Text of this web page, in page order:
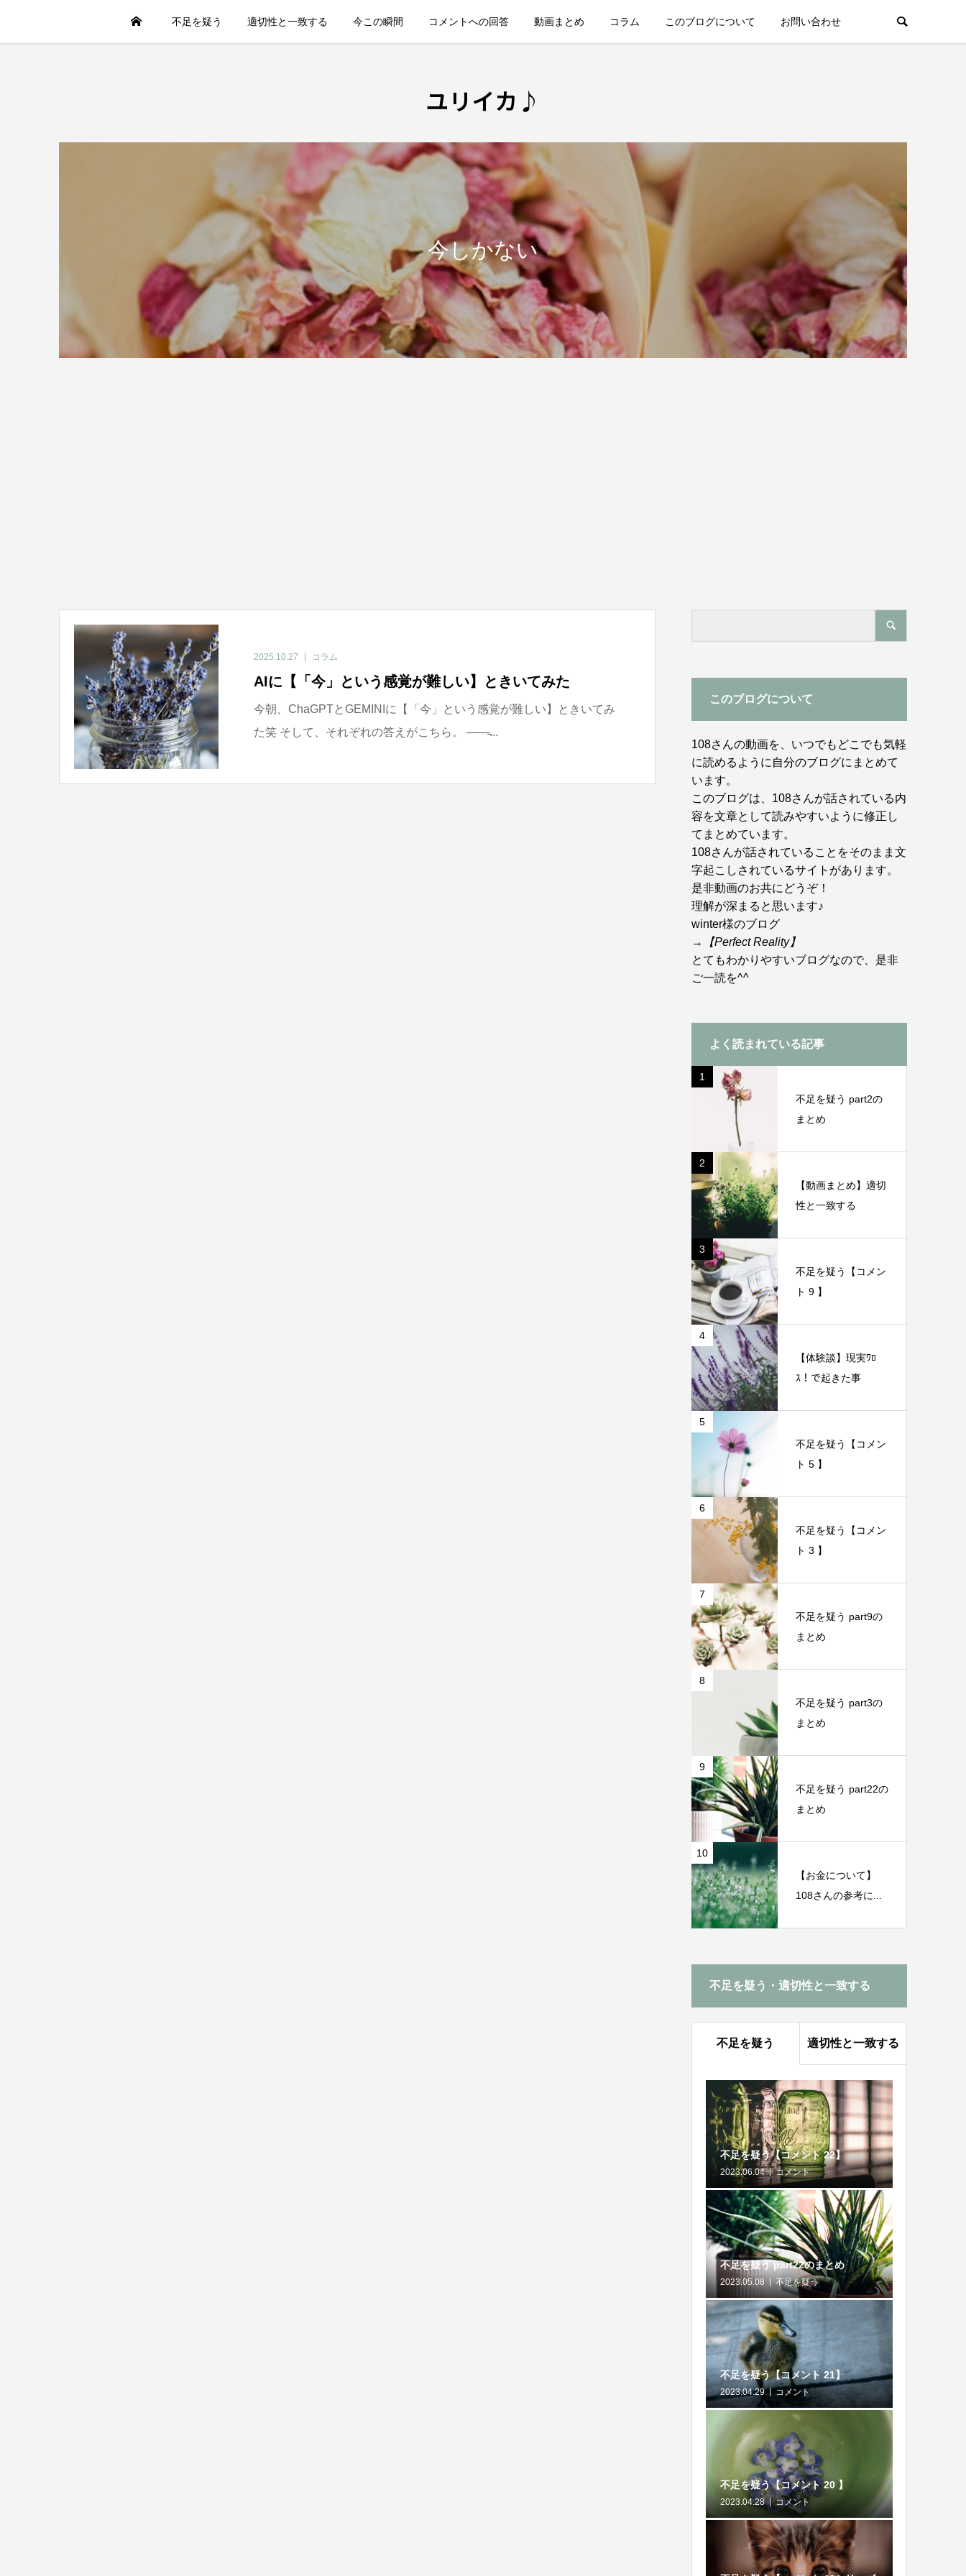
不足を疑う 適切性と一致する 今この瞬間 コメントへの回答 動画まとめ コラム このブログについて お問い合わせ
ユリイカ♪
今しかない
2025.10.27 コラム
AIに【「今」という感覚が難しい】ときいてみた
今朝、ChaGPTとGEMINIに【「今」という感覚が難しい】ときいてみ
た笑 そして、それぞれの答えがこちら。 ——̵...
このブログについて
108さんの動画を、いつでもどこでも気軽
に読めるように自分のブログにまとめて
います。
このブログは、108さんが話されている内
容を文章として読みやすいように修正し
てまとめています。
108さんが話されていることをそのまま文
字起こしされているサイトがあります。
是非動画のお共にどうぞ！
理解が深まると思います♪
winter様のブログ
→
【Perfect Reality】
とてもわかりやすいブログなので、是非
ご一読を^^
よく読まれている記事
1
不足を疑う part2の
まとめ
2
【動画まとめ】適切
性と一致する
3
不足を疑う【コメン
ト 9 】
4
【体験談】現実ﾜﾛ
ｽ！で起きた事
5
不足を疑う【コメン
ト 5 】
6
不足を疑う【コメン
ト 3 】
7
不足を疑う part9の
まとめ
8
不足を疑う part3の
まとめ
9
不足を疑う part22の
まとめ
10
【お金について】
108さんの参考に...
不足を疑う・適切性と一致する
不足を疑う 適切性と一致する
不足を疑う【コメント 22】
2023.06.04 コメント
不足を疑う part22のまとめ
2023.05.08 不足を疑う
不足を疑う【コメント 21】
2023.04.29 コメント
不足を疑う【コメント 20 】
2023.04.28 コメント